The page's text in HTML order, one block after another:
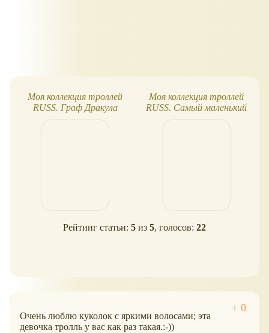
Моя коллекция троллей
RUSS. Граф Дракула
Моя коллекция троллей
RUSS. Самый маленький
Рейтинг статьи: 5 из 5, голосов: 22
Очень люблю куколок с яркими волосами; эта
девочка тролль у вас как раз такая.:-))